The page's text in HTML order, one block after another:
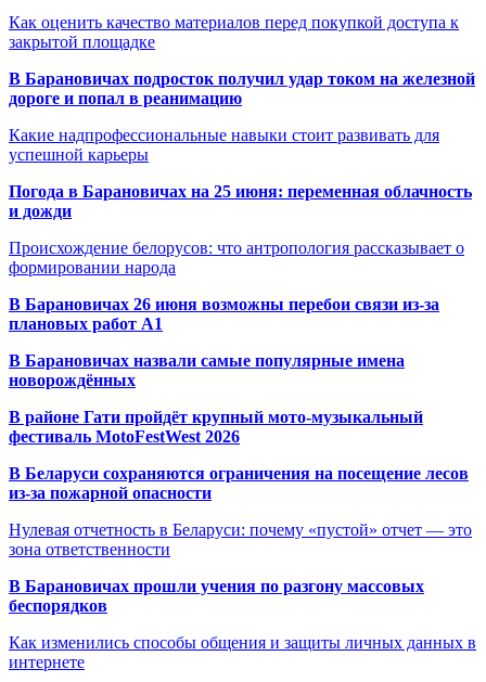
Как оценить качество материалов перед покупкой доступа к
закрытой площадке
В Барановичах подросток получил удар током на железной
дороге и попал в реанимацию
Какие надпрофессиональные навыки стоит развивать для
успешной карьеры
Погода в Барановичах на 25 июня: переменная облачность
и дожди
Происхождение белорусов: что антропология рассказывает о
формировании народа
В Барановичах 26 июня возможны перебои связи из-за
плановых работ A1
В Барановичах назвали самые популярные имена
новорождённых
В районе Гати пройдёт крупный мото-музыкальный
фестиваль MotoFestWest 2026
В Беларуси сохраняются ограничения на посещение лесов
из-за пожарной опасности
Нулевая отчетность в Беларуси: почему «пустой» отчет — это
зона ответственности
В Барановичах прошли учения по разгону массовых
беспорядков
Как изменились способы общения и защиты личных данных в
интернете